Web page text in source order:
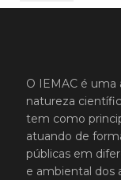
O IEMAC é uma
natureza
tem como
atuando de
públicas em
e ambiental dos